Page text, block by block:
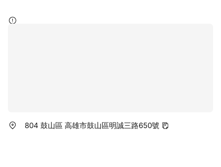
804 鼓山區 高雄市鼓山區明誠三路650號